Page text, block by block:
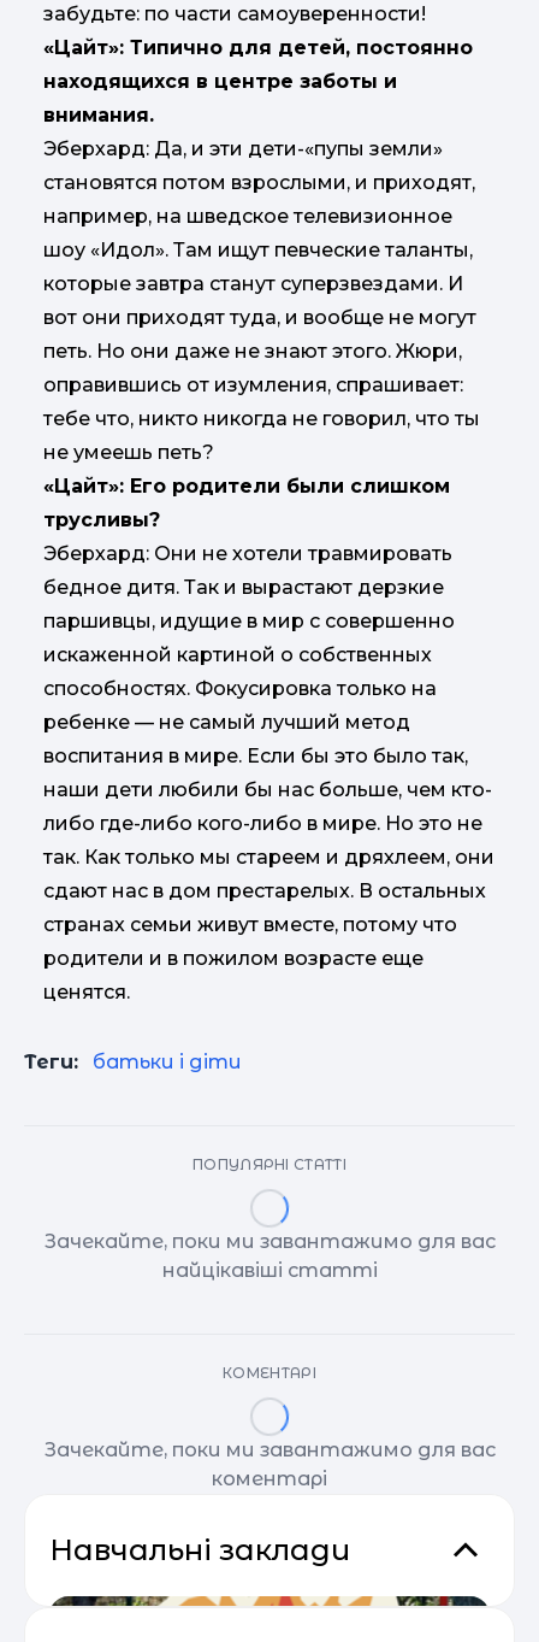
забудьте: по части самоуверенности!
«Цайт»: Типично для детей, постоянно
находящихся в центре заботы и
внимания.
Эберхард: Да, и эти дети-«пупы земли»
становятся потом взрослыми, и приходят,
например, на шведское телевизионное
шоу «Идол». Там ищут певческие таланты,
которые завтра станут суперзвездами. И
вот они приходят туда, и вообще не могут
петь. Но они даже не знают этого. Жюри,
оправившись от изумления, спрашивает:
тебе что, никто никогда не говорил, что ты
не умеешь петь?
«Цайт»: Его родители были слишком
трусливы?
Эберхард: Они не хотели травмировать
бедное дитя. Так и вырастают дерзкие
паршивцы, идущие в мир с совершенно
искаженной картиной о собственных
способностях. Фокусировка только на
ребенке — не самый лучший метод
воспитания в мире. Если бы это было так,
наши дети любили бы нас больше, чем кто-
либо где-либо кого-либо в мире. Но это не
так. Как только мы стареем и дряхлеем, они
сдают нас в дом престарелых. В остальных
странах семьи живут вместе, потому что
родители и в пожилом возрасте еще
ценятся.
Теги: батьки і діти
ПОПУЛЯРНІ СТАТТІ
Зачекайте, поки ми завантажимо для вас
найцікавіші статті
КОМЕНТАРІ
Зачекайте, поки ми завантажимо для вас
коментарі
Навчальні заклади